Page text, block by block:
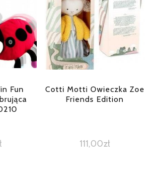
Fun
Cotti Motti Owieczka Zoe
Friends Edition
111,00zł